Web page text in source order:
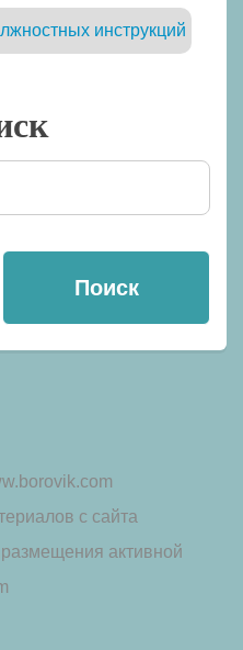
инструкций
с сайта
активной